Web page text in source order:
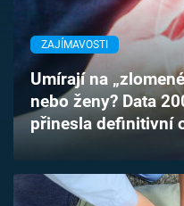
TV Program
Časopis
Sledujte prima+
ZAJÍMAVOSTI
Umírají na
nebo ženy? Data
přinesla definitivní